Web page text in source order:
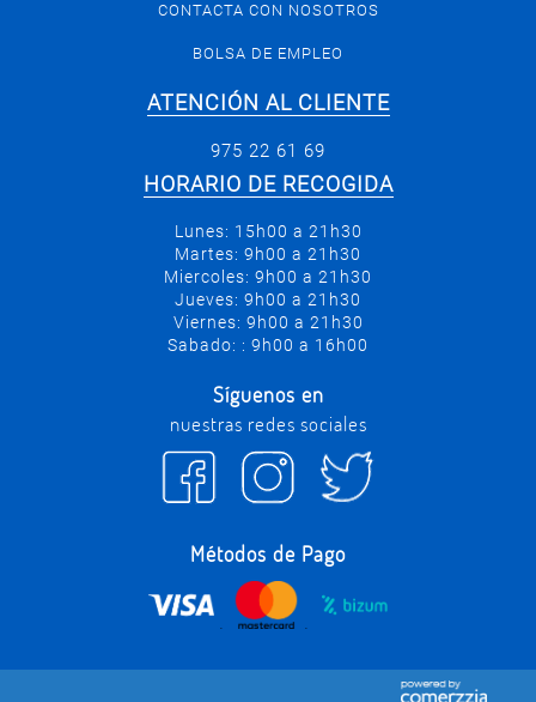
CONTACTA CON NOSOTROS
BOLSA DE EMPLEO
ATENCIÓN AL CLIENTE
975 22 61 69
HORARIO DE RECOGIDA
Lunes: 15h00 a 21h30
Martes: 9h00 a 21h30
Miercoles: 9h00 a 21h30
Jueves: 9h00 a 21h30
Viernes: 9h00 a 21h30
Sabado: : 9h00 a 16h00
Síguenos en
nuestras redes sociales
Métodos de Pago
. .